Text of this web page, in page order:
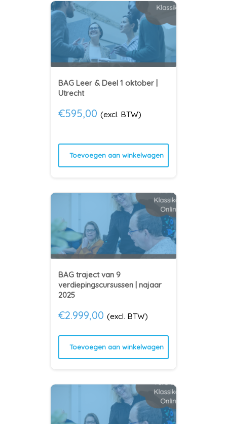
BAG Leer & Deel 1 oktober |
Utrecht
€595,00 (excl. BTW)
Toevoegen aan winkelwagen
BAG traject van 9
verdiepingscursussen | najaar
2025
€2.999,00 (excl. BTW)
Toevoegen aan winkelwagen